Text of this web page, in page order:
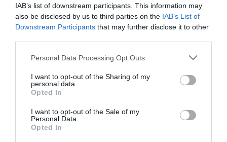
IAB’s list of downstream participants. This information may
also be disclosed by us to third parties on the IAB’s List of
Downstream Participants that may further disclose it to other
Please note that this website/app uses one or more Google
not limited to your visit or usage behaviour. You may click to
grant or deny consent to Google and its third-party tags to
use your data for below specified purposes in below Google
consent section.
Personal Data Processing Opt Outs
I want to opt-out of the Sharing of my
personal data.
Opted In
I want to opt-out of the Sale of my
Personal Data.
Opted In